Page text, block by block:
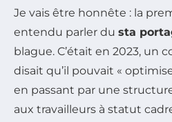
Je vais être honnête : la
entendu parler du sta
blague. C’était en 2023, un
disait qu’il pouvait «
en passant par une
aux travailleurs à statut